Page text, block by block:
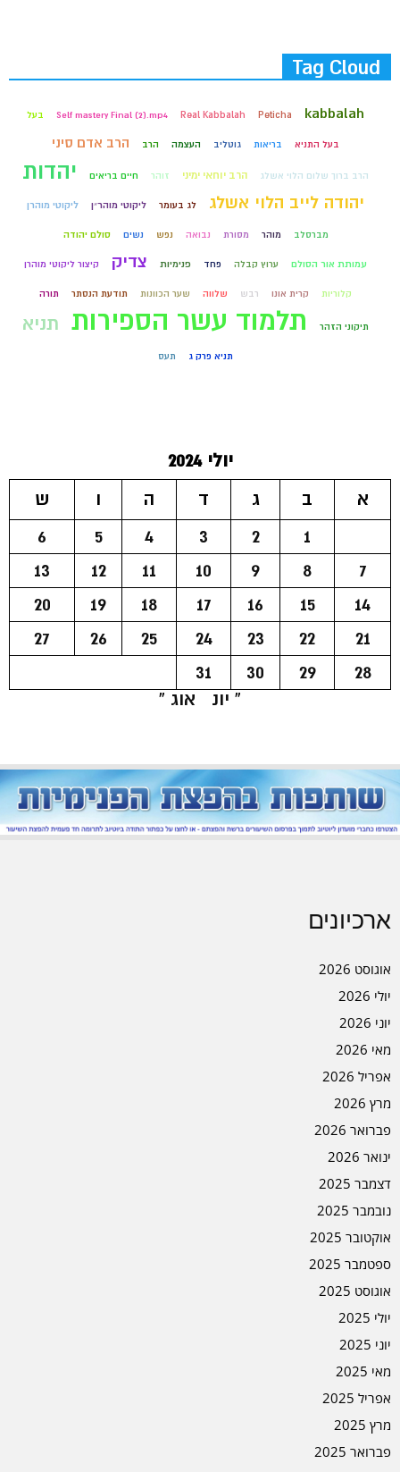
Tag Cloud
kabbalah
Peticha
Real Kabbalah
Self mastery Final (2).mp4 בעל
בעל התניא בריאות גוטליב העצמה הרב הרב אדם סיני
הרב ברוך שלום הלוי אשלג הרב יוחאי ימיני זוהר חיים בריאים יהדות
יהודה לייב הלוי אשלג לג בעומר ליקוטי מוהר״ן ליקוטי מוהרן
מברסלב מוהר מסורת נבואה נפש נשים סולם יהודה
עמותת אור הסולם ערוץ קבלה פחד פנימיות צדיק קיצור ליקוטי מוהרן
קלוריות קרית אונו רבש שלווה שער הכוונות תודעת הנסתר תורה
תיקוני הזהר תלמוד עשר הספירות תניא
תניא פרק ג תעס
יולי 2024
א
ב ג ד ה ו
ש
1
2
3
4
5
6
7
8
9
10
11
12
13
14
15
16
17
18
19
20
21
22
23
24
25
26
27
28
29
30
31
« יונ
אוג »
ארכיונים
אוגוסט 2026
יולי 2026
יוני 2026
מאי 2026
אפריל 2026
מרץ 2026
פברואר 2026
ינואר 2026
דצמבר 2025
נובמבר 2025
אוקטובר 2025
ספטמבר 2025
אוגוסט 2025
יולי 2025
יוני 2025
מאי 2025
אפריל 2025
מרץ 2025
פברואר 2025